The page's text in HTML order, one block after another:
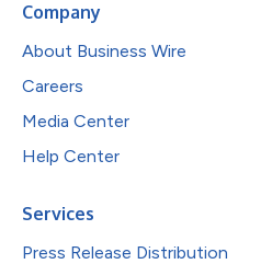
Company
About Business Wire
Careers
Media Center
Help Center
Services
Press Release Distribution